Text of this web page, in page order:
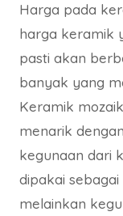
Harga pada
harga keramik
pasti akan
banyak yang
Keramik
menarik
kegunaan dari
dipakai
melainkan